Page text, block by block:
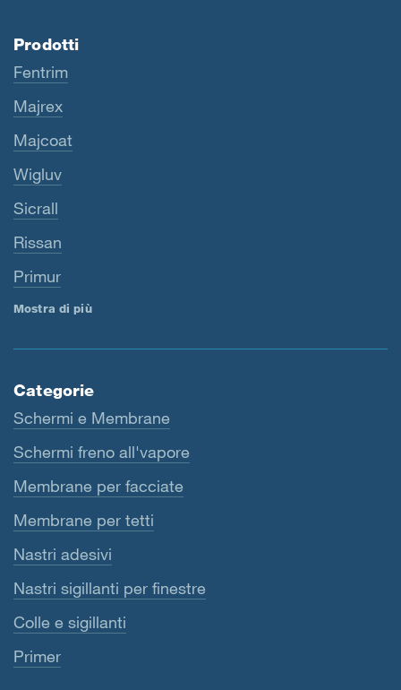
Prodotti
Fentrim
Majrex
Majcoat
Wigluv
Sicrall
Rissan
Primur
Mostra di più
Categorie
Schermi e Membrane
Schermi freno all'vapore
Membrane per facciate
Membrane per tetti
Nastri adesivi
Nastri sigillanti per finestre
Colle e sigillanti
Primer